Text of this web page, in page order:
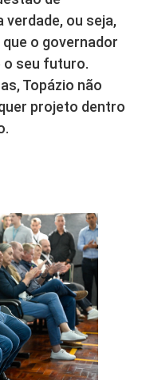
ou seja,
que o governador
o seu futuro.
Topázio não
projeto dentro